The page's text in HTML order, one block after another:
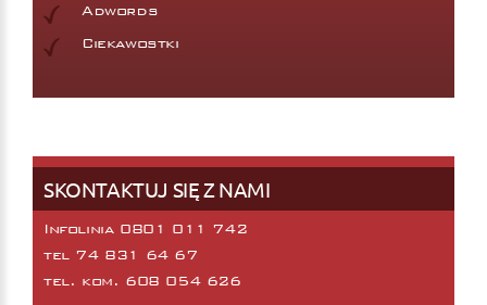
Adwords
Ciekawostki
SKONTAKTUJ SIĘ Z NAMI
Infolinia 0801 011 742
tel 74 831 64 67
tel. kom. 608 054 626